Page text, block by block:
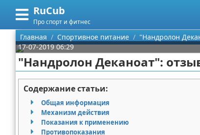
RuCub
Про спорт и фитнес
Меню
Главная
Категории
Аэробика
Разное про спорт
Баскетбол
Поиск
О проекте
Контакты
Главная Спортивное питание
"Нандролон
17-07-2019 06:29
"Нандролон Деканоат":
Содержание статьи:
Общая информация
Механизм действия
Показания к применению
Противопоказания